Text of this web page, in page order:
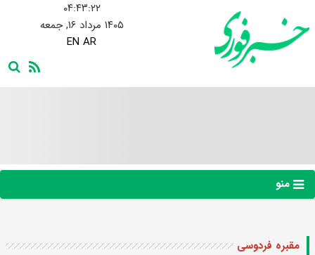
۰۴:۴۳:۲۳
۱۴۰۵ مرداد ۱۶, جمعه
EN AR
منو
مقبره فردوسی